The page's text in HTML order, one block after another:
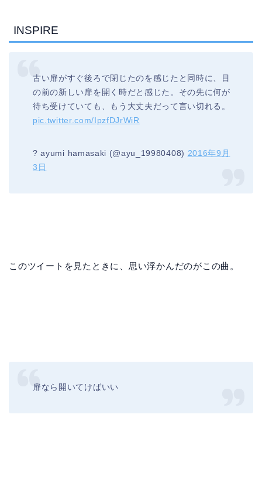
INSPIRE
古い扉がすぐ後ろで閉じたのを感じたと同時に、目
の前の新しい扉を開く時だと感じた。その先に何が
待ち受けていても、もう大丈夫だって言い切れる。
pic.twitter.com/IpzfDJrWiR
? ayumi hamasaki (@ayu_19980408) 2016年9月
3日
このツイートを見たときに、思い浮かんだのがこの曲。
扉なら開いてけばいい